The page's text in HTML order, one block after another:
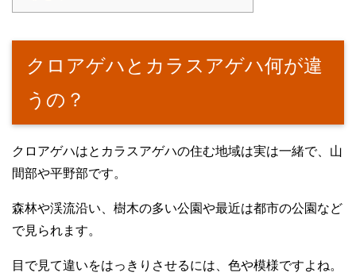
クロアゲハとカラスアゲハ何が違
うの？
クロアゲハはとカラスアゲハの住む地域は実は一緒で、山
間部や平野部です。
森林や渓流沿い、樹木の多い公園や最近は都市の公園など
で見られます。
目で見て違いをはっきりさせるには、色や模様ですよね。